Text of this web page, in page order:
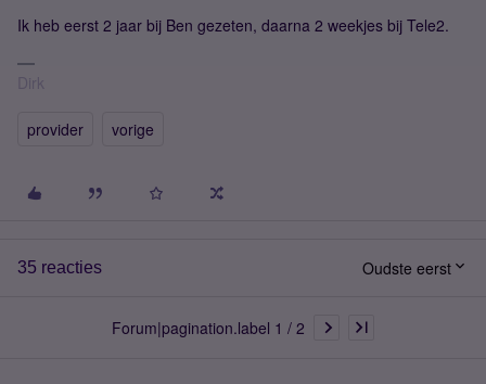
Ik heb eerst 2 jaar bij Ben gezeten, daarna 2 weekjes bij Tele2.
Dirk
provider vorige
35 reacties Oudste eerst
Forum|pagination.label 1 / 2